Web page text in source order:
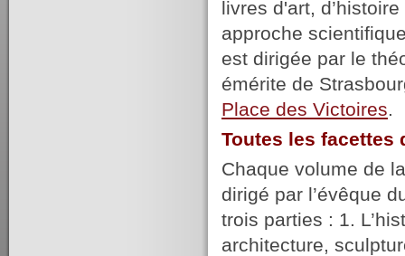
livres d'art,
approche
est dirigée par le
émérite de
Place des Victoires.
Toutes les facettes
Chaque volume de
dirigé par l’évêque
trois parties : 1.
architecture,